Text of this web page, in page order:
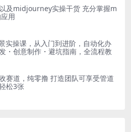
及midjourney实操干货 充分掌握m
用
实操课，从入门到进阶，自动化办
・创意制作・避坑指南，全流程教
赛道，纯零撸 打造团队可享受管道
松3张